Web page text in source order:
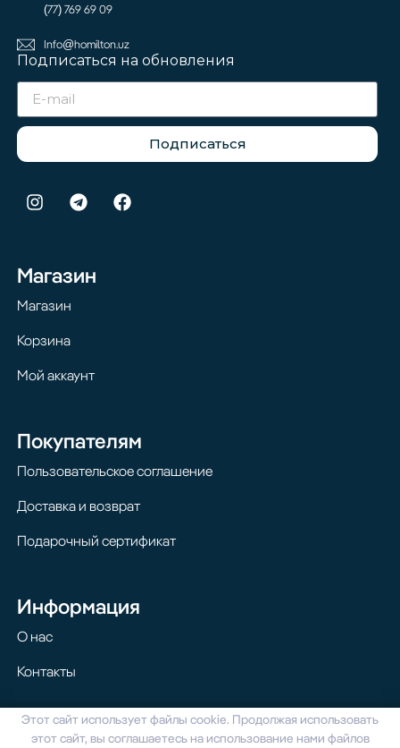
(77) 769 69 09
Info@homilton.uz
Подписаться на обновления
Подписаться
Магазин
Магазин
Корзина
Мой аккаунт
Покупателям
Пользовательское соглашение
Доставка и возврат
Подарочный сертификат
Информация
О нас
Контакты
© 2024 Homilton. Все права защищены
Этот сайт использует файлы cookie. Продолжая использовать
этот сайт, вы соглашаетесь на использование нами файлов